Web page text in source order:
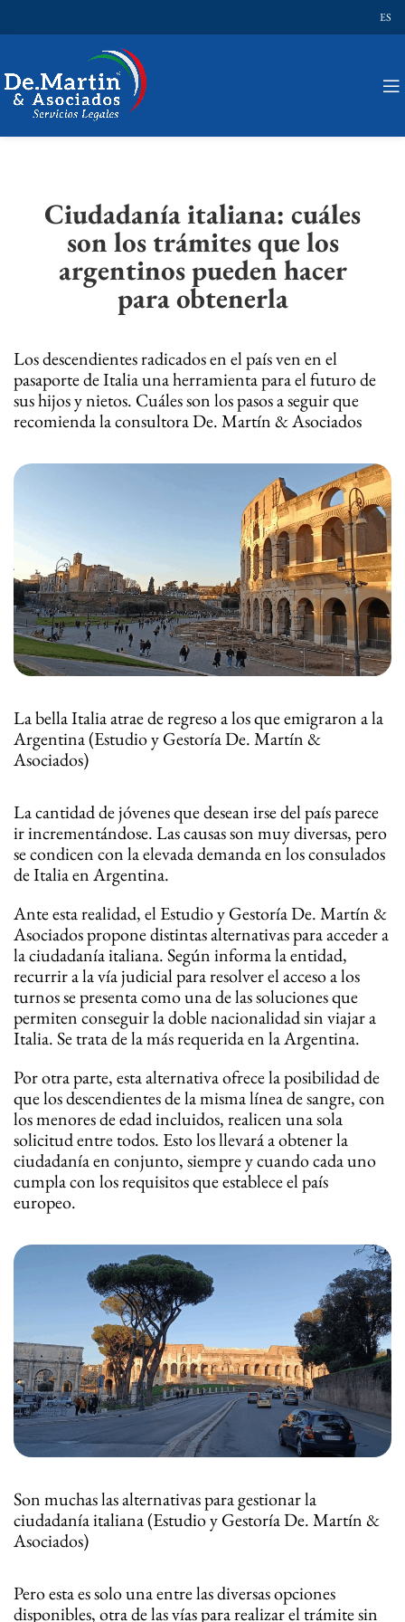
ES
Ciudadanía italiana: cuáles
son los trámites que los
argentinos pueden hacer
para obtenerla
Los descendientes radicados en el país ven en el
pasaporte de Italia una herramienta para el futuro de
sus hijos y nietos. Cuáles son los pasos a seguir que
recomienda la consultora De. Martín & Asociados
La bella Italia atrae de regreso a los que emigraron a la
Argentina (Estudio y Gestoría De. Martín &
Asociados)
La cantidad de jóvenes que desean irse del país parece
ir incrementándose. Las causas son muy diversas, pero
se condicen con la elevada demanda en los consulados
de Italia en Argentina.
Ante esta realidad, el Estudio y Gestoría De. Martín &
Asociados propone distintas alternativas para acceder a
la ciudadanía italiana. Según informa la entidad,
recurrir a la vía judicial para resolver el acceso a los
turnos se presenta como una de las soluciones que
permiten conseguir la doble nacionalidad sin viajar a
Italia. Se trata de la más requerida en la Argentina.
Por otra parte, esta alternativa ofrece la posibilidad de
que los descendientes de la misma línea de sangre, con
los menores de edad incluidos, realicen una sola
solicitud entre todos. Esto los llevará a obtener la
ciudadanía en conjunto, siempre y cuando cada uno
cumpla con los requisitos que establece el país
europeo.
Son muchas las alternativas para gestionar la
ciudadanía italiana (Estudio y Gestoría De. Martín &
Asociados)
Pero esta es solo una entre las diversas opciones
disponibles, otra de las vías para realizar el trámite sin